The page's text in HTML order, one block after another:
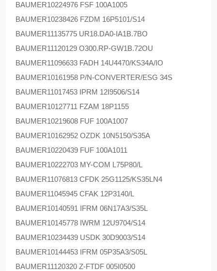
BAUMER10224976 FSF 100A1005
BAUMER10238426 FZDM 16P5101/S14
BAUMER11135775 UR18.DA0-IA1B.7BO
BAUMER11120129 O300.RP-GW1B.72OU
BAUMER11096633 FADH 14U4470/KS34A/IO
BAUMER10161958 P/N-CONVERTER/ESG 34S
BAUMER11017453 IPRM 12I9506/S14
BAUMER10127711 FZAM 18P1155
BAUMER10219608 FUF 100A1007
BAUMER10162952 OZDK 10N5150/S35A
BAUMER10220439 FUF 100A1011
BAUMER10222703 MY-COM L75P80/L
BAUMER11076813 CFDK 25G1125/KS35LN4
BAUMER11045945 CFAK 12P3140/L
BAUMER10140591 IFRM 06N17A3/S35L
BAUMER10145778 IWRM 12U9704/S14
BAUMER10234439 USDK 30D9003/S14
BAUMER10144453 IFRM 05P35A3/S05L
BAUMER11120320 Z-FTDF 005I0500